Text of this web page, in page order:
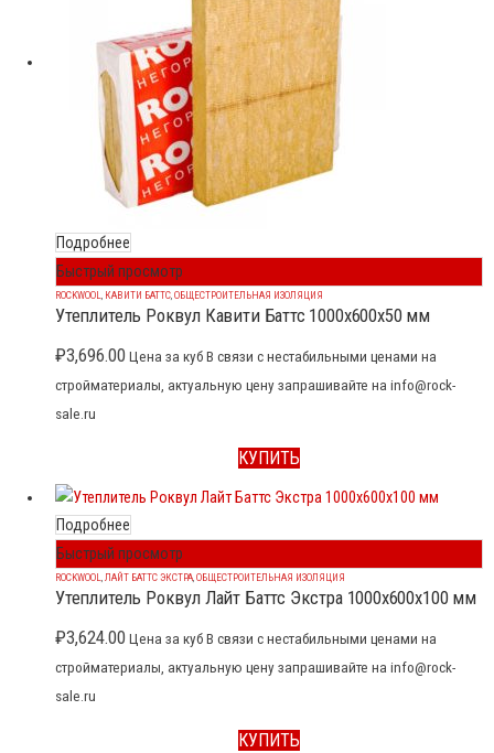
Подробнее
Быстрый просмотр
ROCKWOOL КАВИТИ БАТТС ОБЩЕСТРОИТЕЛЬНАЯ ИЗОЛЯЦИЯ
Утеплитель Роквул Кавити Баттс 1000x600x50 мм
₽3,696.00 Цена за куб В связи с нестабильными ценами на
стройматериалы, актуальную цену запрашивайте на info@rock-
sale.ru
КУПИТЬ
Подробнее
Быстрый просмотр
ROCKWOOL,ЛАЙТ БАТТС ЭКСТРА,ОБЩЕСТРОИТЕЛЬНАЯ ИЗОЛЯЦИЯ
Утеплитель Роквул Лайт Баттс Экстра 1000x600x100 мм
₽3,624.00 Цена за куб В связи с нестабильными ценами на
стройматериалы, актуальную цену запрашивайте на info@rock-
sale.ru
КУПИТЬ